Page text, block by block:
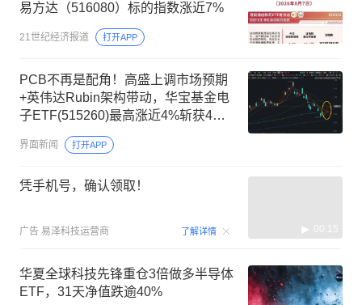
易方达（516080）标的指数涨近7%
21世纪经济报道 打开APP
PCB不再是配角！高盛上调市场预期
+英伟达Rubin架构带动，华宝基金电
子ETF(515260)最高涨近4%斩获4连
界面新闻 打开APP
凭手机号，确认领取！
广告 易泽科技运营商 了解详情 00:15
华夏全球科技先锋重仓3倍做多半导体
ETF，31天净值跌逾40%